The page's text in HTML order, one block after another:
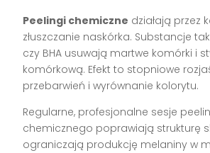
Peelingi chemiczne działają przez
złuszczanie naskórka. Substancje
czy BHA usuwają martwe komórki i
komórkową. Efekt to stopniowe
przebarwień i wyrównanie kolorytu.
Regularne, profesjonalne sesje
chemicznego poprawiają strukturę
ograniczają produkcję melaniny w